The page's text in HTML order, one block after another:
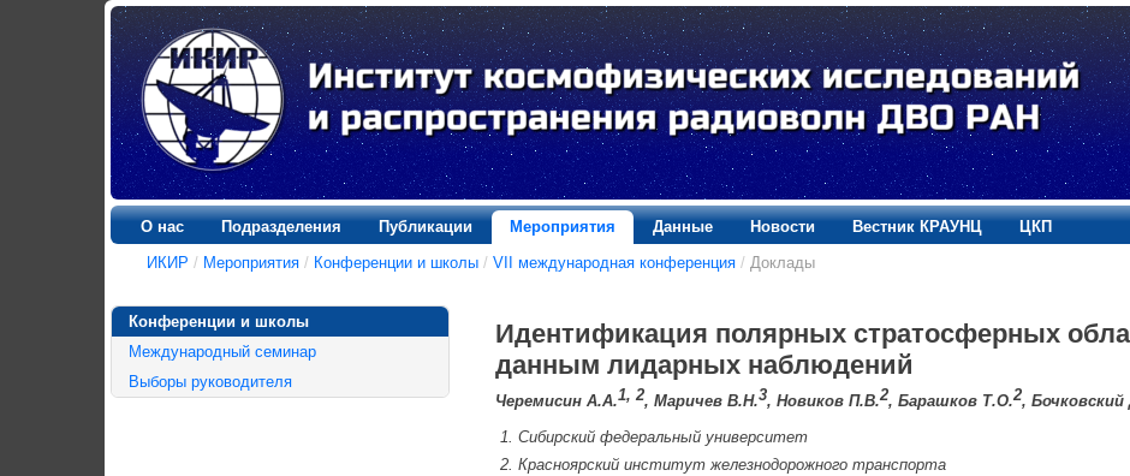
О нас Подразделения Публикации Мероприятия Данные Новости Вестник КРАУНЦ
ЦКП
ИКИР / Мероприятия / Конференции и школы / VII международная конференция / Доклады
Конференции и школы
Международный семинар
Выборы руководителя
Идентификация полярных стратосферных
данным лидарных наблюдений
Черемисин А.А.1, 2, Маричев В.Н.3, Новиков П.В.2, Барашков Т.О.2, Бочковский
Сибирский федеральный университет
Красноярский институт железнодорожного транспорта